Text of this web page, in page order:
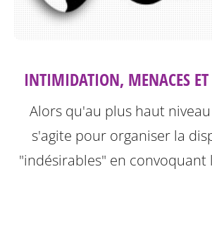
INTIMIDATION, MENACES ET
Alors qu'au plus haut
s'agite pour organiser la
"indésirables" en convoquant